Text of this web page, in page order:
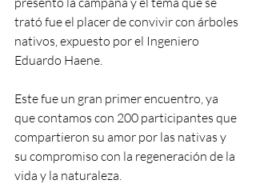
trató fue el placer de convivir con árboles
nativos, expuesto por el Ingeniero
Eduardo Haene.
Este fue un gran primer encuentro, ya
que contamos con 200 participantes que
compartieron su amor por las nativas y
su compromiso con la regeneración de la
vida y la naturaleza.